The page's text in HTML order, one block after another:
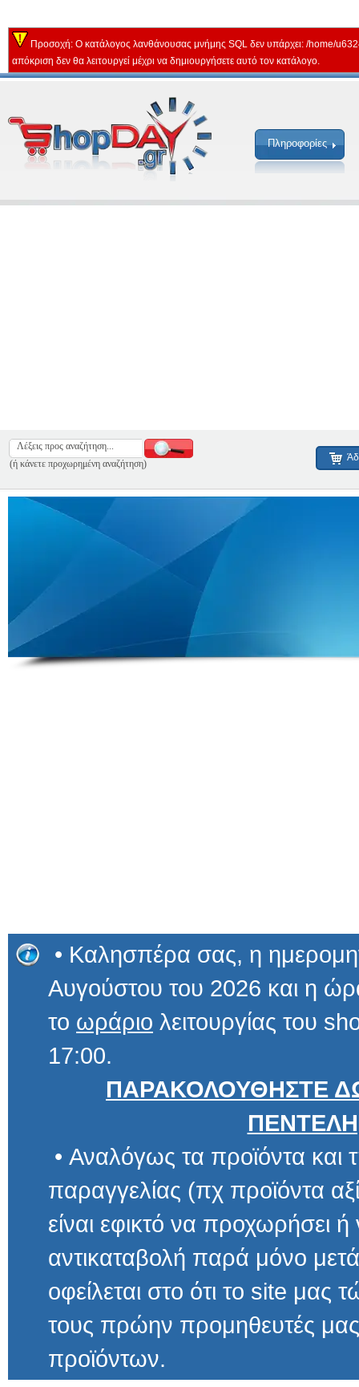
Προσοχή: Ο κατάλογος λανθάνουσας μνήμης SQL δεν υπάρχει: /home/
απόκριση δεν θα λειτουργεί μέχρι να δημιουργήσετε αυτό τον κατάλογο.
Πληροφορίες
(ή κάνετε προχωρημένη αναζήτηση)
• Καλησπέρα σας, η
Αυγούστου του 2026 και
το ωράριο λειτουργίας του
17:00.
ΠΑΡΑΚΟΛΟΥΘΗΣΤΕ
• Αναλόγως τα προϊόντα και
παραγγελίας (πχ προϊόντα αξίας
είναι εφικτό να προχωρήσει ή να
αντικαταβολή παρά μόνο μετά
οφείλεται στο ότι το site μας τώρα
τους πρώην προμηθευτές μας
προϊόντων.